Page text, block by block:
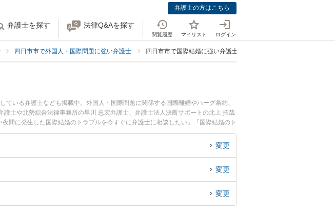
弁護士の方はこちら
弁護士を探す 法律Q&Aを探す
閲覧履歴 マイリスト ログイン
四日市市で外国人・国際問題に強い弁護士 四日市市で国際結婚に強い弁護士
いる弁護士なども掲載中。外国人・国際問題に関係する国際離婚やハーグ条約、
士や北勢綜合法律事務所の早川 忠宏弁護士、弁護士法人決断サポートの北上 拓哉
間に発生した国際結婚のトラブルを今すぐに弁護士に相談したい』『国際結婚のト
る四日市市内の弁護士に相談予約したい』などでお困りの相談者さんにおすすめで
変更
変更
変更